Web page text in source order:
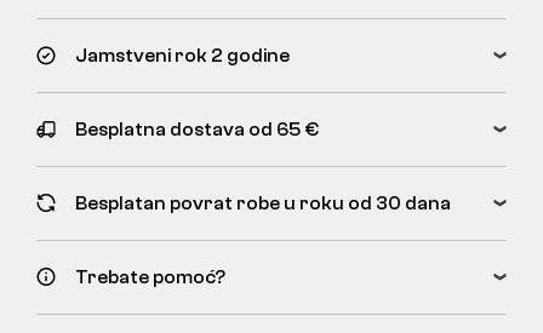
Jamstveni rok 2 godine
Besplatna dostava od 65 €
Besplatan povrat robe u roku od 30 dana
Trebate pomoć?